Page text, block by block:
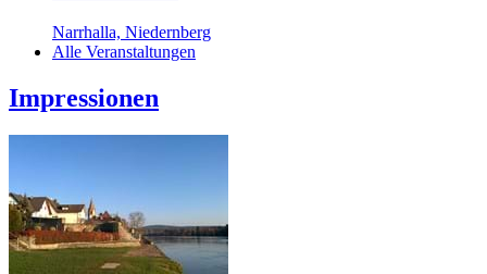
Narrhalla, Niedernberg
Alle Veranstaltungen
Impressionen